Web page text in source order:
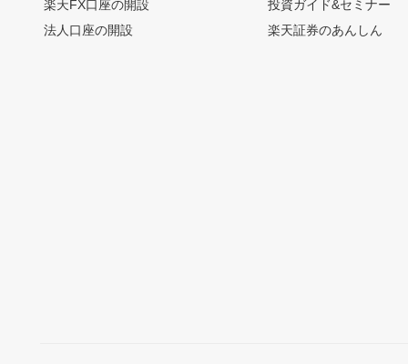
楽天FX口座の開設
法人口座の開設
投資ガイド&セミナー
楽天証券のあんしん